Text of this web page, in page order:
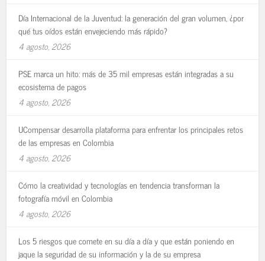
Día Internacional de la Juventud: la generación del gran volumen, ¿por
qué tus oídos están envejeciendo más rápido?
4 agosto, 2026
PSE marca un hito: más de 35 mil empresas están integradas a su
ecosistema de pagos
4 agosto, 2026
UCompensar desarrolla plataforma para enfrentar los principales retos
de las empresas en Colombia
4 agosto, 2026
Cómo la creatividad y tecnologías en tendencia transforman la
fotografía móvil en Colombia
4 agosto, 2026
Los 5 riesgos que comete en su día a día y que están poniendo en
jaque la seguridad de su información y la de su empresa